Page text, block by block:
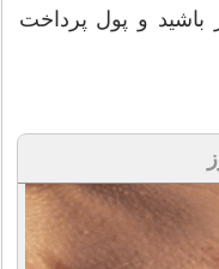
و پول پرداخت